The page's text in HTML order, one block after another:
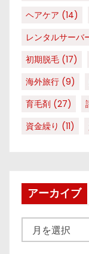
ヘアケア (14)
レンタルサーバ
初期脱毛 (17)
海外旅行 (9)
育毛剤 (27)
資金繰り (11)
アーカイブ
ー